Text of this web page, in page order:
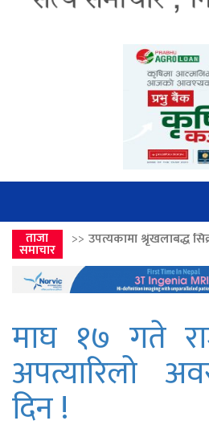
ताजा
समाचार
श्रृंखलाबद्ध सिक्री लुट्ने ‘कर्मा
माघ १७ गते
अपत्यारिलो
दिन !